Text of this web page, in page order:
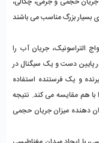
بسیار بزرگ مناسب می باشند
التراسونیک، جریان آب را
پایین دست و یک سیگنال در
و یک فرستنده استفاده
هم مقایسه می کند. نتیجه
دهنده میزان جریان حجمی